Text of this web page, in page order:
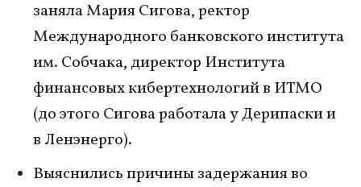
заняла Мария Сигова, ректор
Международного банковского института
им. Собчака, директор Института
финансовых кибертехнологий в ИТМО
(до этого Сигова работала у Дерипаски и
в Ленэнерго).
Выяснились причины задержания во